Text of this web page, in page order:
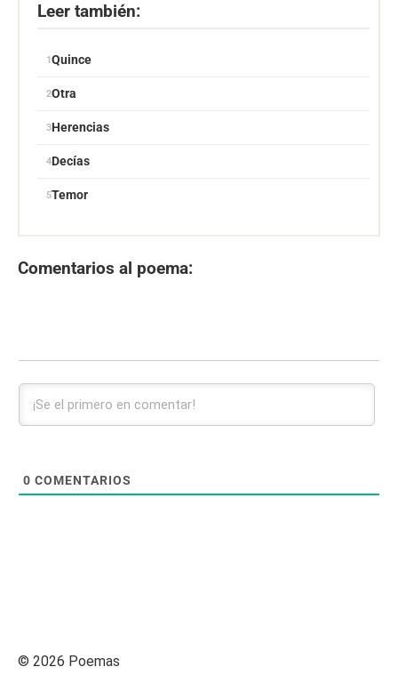
Leer también:
Quince
Otra
Herencias
Decías
Temor
Comentarios al poema:
0 COMENTARIOS
© 2026 Poemas